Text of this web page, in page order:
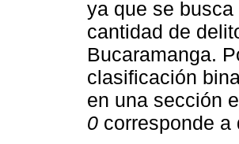
ya que se
cantidad de
Bucaramanga.
clasificación
en una sección
0 corresponde a